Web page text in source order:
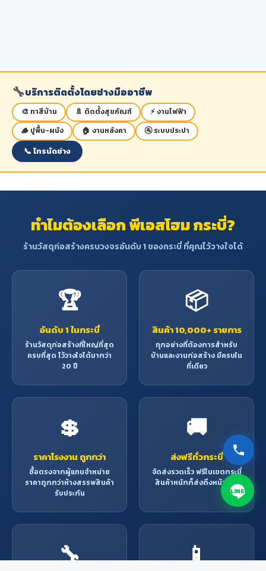
🔧บริการติดตั้งโดยช่างมืออาชีพ
🎨 ทาสีบ้าน 🚿 ติดตั้งสุขภัณฑ์
⚡ งานไฟฟ้า
🪵 ปูพื้น-ผนัง
🏠 งานหลังคา 🚰 ระบบประปา
📞 โทรนัดช่าง
ทำไมต้องเลือก พีเอสโฮม กระบี่?
ร้านวัสดุก่อสร้างครบวงจรอันดับ 1 ของกระบี่ ที่คุณไว้วางใจได้
🏆
อันดับ 1 ในกระบี่
ร้านวัสดุก่อสร้างที่ใหญ่ที่สุด
ครบที่สุด ไว้วางใจได้มากว่า
20 ปี
📦
สินค้า 10,000+ รายการ
ทุกอย่างที่ต้องการสำหรับ
บ้านและงานก่อสร้าง มีครบใน
ที่เดียว
💲
ราคาโรงงาน ถูกกว่า
ซื้อตรงจากผู้แทนจำหน่าย
ราคาถูกกว่าห้างสรรพสินค้า
รับประกัน
🚚
ส่งฟรีทั่วกระบี่
จัดส่งรวดเร็ว ฟรีในเขตกระบี่
สินค้าหนักก็ส่งถึงหน้าบ้าน
🔧 📱
LINE